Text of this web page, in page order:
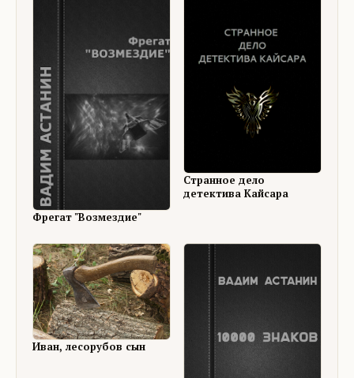
Фрегат "Возмездие"
Странное дело
детектива Кайсара
Иван, лесорубов сын